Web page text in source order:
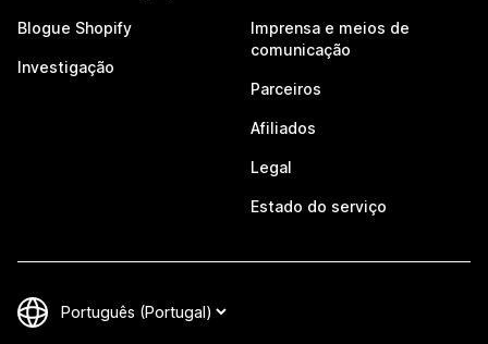
Blogue Shopify
Investigação
Imprensa e meios de
comunicação
Parceiros
Afiliados
Legal
Estado do serviço